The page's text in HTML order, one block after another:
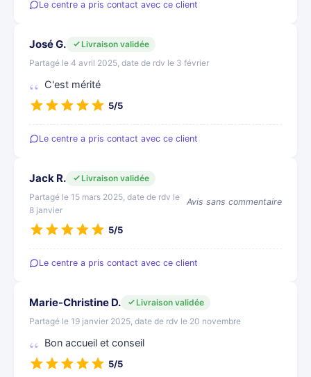
Le centre a pris contact avec ce client
José G.
Livraison validée
Partagé le 4 avril 2025, date de rdv le 3 février
C'est mérité
5/5
Le centre a pris contact avec ce client
Jack R.
Livraison validée
Partagé le 15 mars 2025, date de rdv le
8 janvier
Avis sans commentaire
5/5
Le centre a pris contact avec ce client
Marie-Christine D.
Livraison validée
Partagé le 19 janvier 2025, date de rdv le 20 novembre
Bon accueil et conseil
5/5